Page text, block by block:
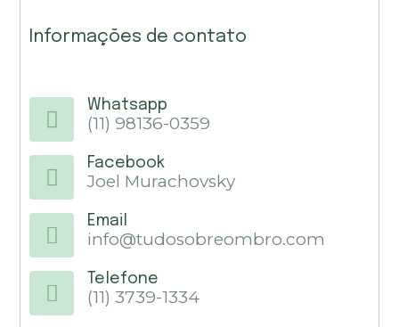
Informações de contato
Whatsapp
(11) 98136-0359
Facebook
Joel Murachovsky
Email
info@tudosobreombro.com
Telefone
(11) 3739-1334